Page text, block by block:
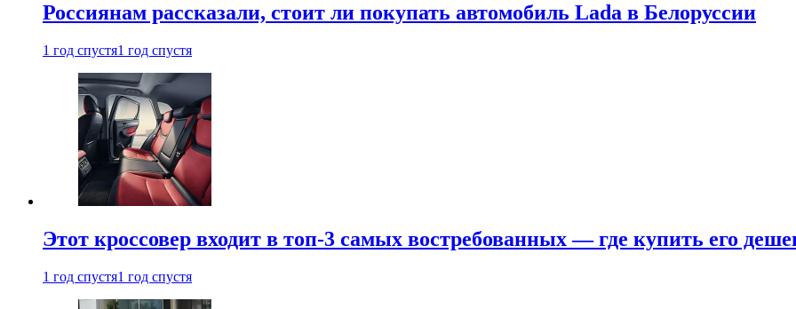
Россиянам рассказали, стоит ли покупать автомобиль Lada в Белоруссии
1 год спустя1 год спустя
Этот кроссовер входит в топ-3 самых востребованных — где купить его
1 год спустя1 год спустя